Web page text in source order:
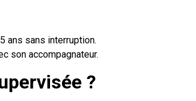
ans sans interruption.
son accompagnateur.
?